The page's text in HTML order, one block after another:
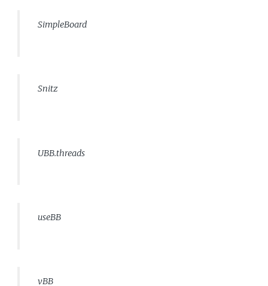
SimpleBoard
Snitz
UBB.threads
useBB
vBB